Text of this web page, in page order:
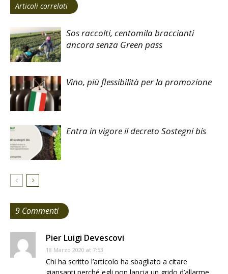
Articoli correlati
Sos raccolti, centomila braccianti
ancora senza Green pass
Vino, più flessibilità per la promozione
Entra in vigore il decreto Sostegni bis
9 Commenti
Pier Luigi Devescovi
18 Marzo 2020 at 7:53
Chi ha scritto l’articolo ha sbagliato a citare